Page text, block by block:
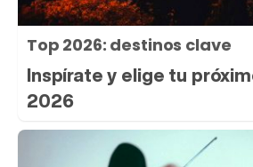
Top 2026: destinos clave
Inspírate y elige tu
2026